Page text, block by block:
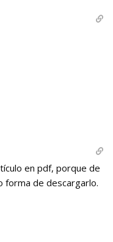
en pdf, porque de
forma de descargarlo.